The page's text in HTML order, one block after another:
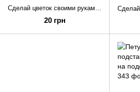
Сделай цветок своими руками "Гербера" (Сделай цветок своими)
20 грн